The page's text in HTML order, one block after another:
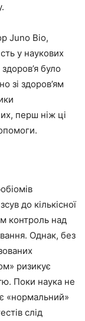
Juno Bio,
у наукових
було
зі здоров’ям
перш ніж ці
до кількісної
контроль над
Однак, без
ризикує
Поки наука не
«нормальний»
слід